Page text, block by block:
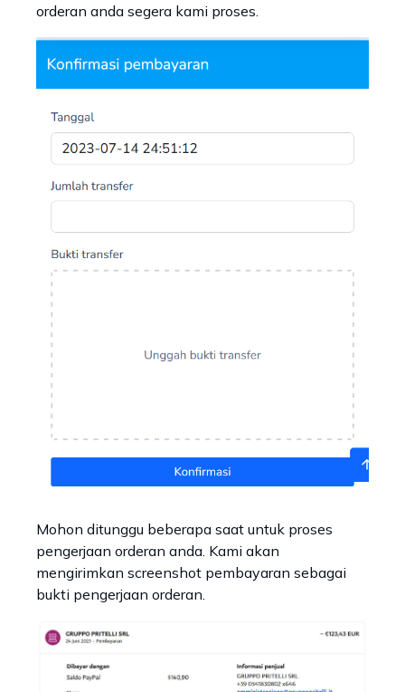
orderan anda segera kami proses.
Mohon ditunggu beberapa saat untuk proses
pengerjaan orderan anda. Kami akan
mengirimkan screenshot pembayaran sebagai
bukti pengerjaan orderan.